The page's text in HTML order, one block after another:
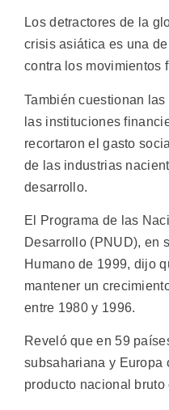
Los detractores de la
crisis asiática es una
contra los movimientos
También cuestionan
las instituciones
recortaron el gasto
de las industrias
desarrollo.
El Programa de las
Desarrollo (PNUD), en
Humano de 1999, dijo
mantener un
entre 1980 y 1996.
Reveló que en 59
subsahariana y Europa
producto nacional bruto